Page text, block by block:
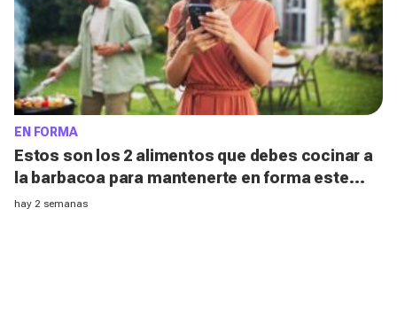
EN FORMA
Estos son los 2 alimentos que debes cocinar a
la barbacoa para mantenerte en forma este
verano, según una experta
hay 2 semanas